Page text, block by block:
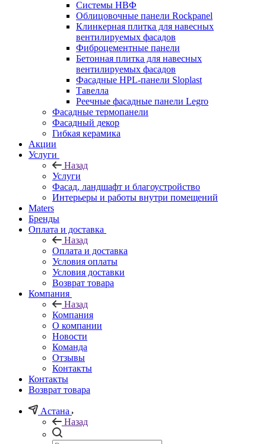
Системы НВФ
Облицовочные панели Rockpanel
Клинкерная плитка для навесных
вентилируемых фасадов
Фиброцементные панели
Бетонная плитка для навесных
вентилируемых фасадов
Фасадные HPL-панели Sloplast
Тавелла
Реечные фасадные панели Legro
Фасадные термопанели
Фасадный декор
Гибкая керамика
Акции
Услуги
Назад
Услуги
Фасад, ландшафт и благоустройство
Интерьеры и работы внутри помещений
Maters
Бренды
Оплата и доставка
Назад
Оплата и доставка
Условия оплаты
Условия доставки
Возврат товара
Компания
Назад
Компания
О компании
Новости
Команда
Отзывы
Контакты
Контакты
Возврат товара
Астана
Назад